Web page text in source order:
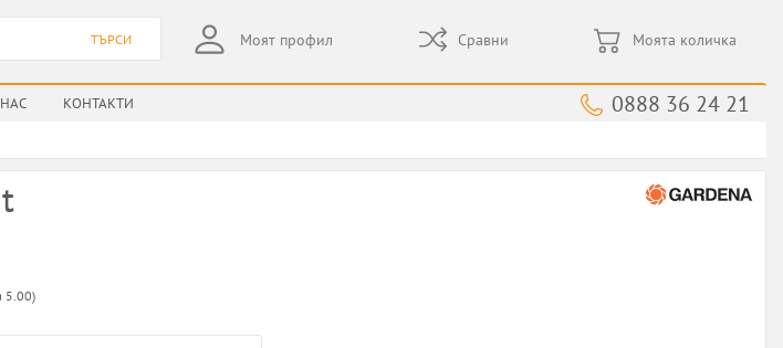
ТЪРСИ Моят профил Сравни Моята количка
КОНТАКТИ 0888 36 24 21
5.00)